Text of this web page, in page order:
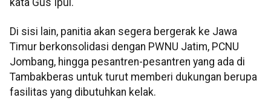
kata Gus Ipul.
Di sisi lain, panitia akan segera bergerak ke Jawa
Timur berkonsolidasi dengan PWNU Jatim, PCNU
Jombang, hingga pesantren-pesantren yang ada di
Tambakberas untuk turut memberi dukungan berupa
fasilitas yang dibutuhkan kelak.